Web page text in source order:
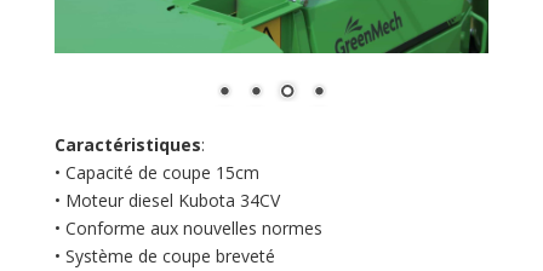
Caractéristiques:
• Capacité de coupe 15cm
• Moteur diesel Kubota 34CV
• Conforme aux nouvelles normes
• Système de coupe breveté